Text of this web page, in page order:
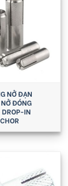
NỞ ĐẠN
ĐÓNG
DROP-IN